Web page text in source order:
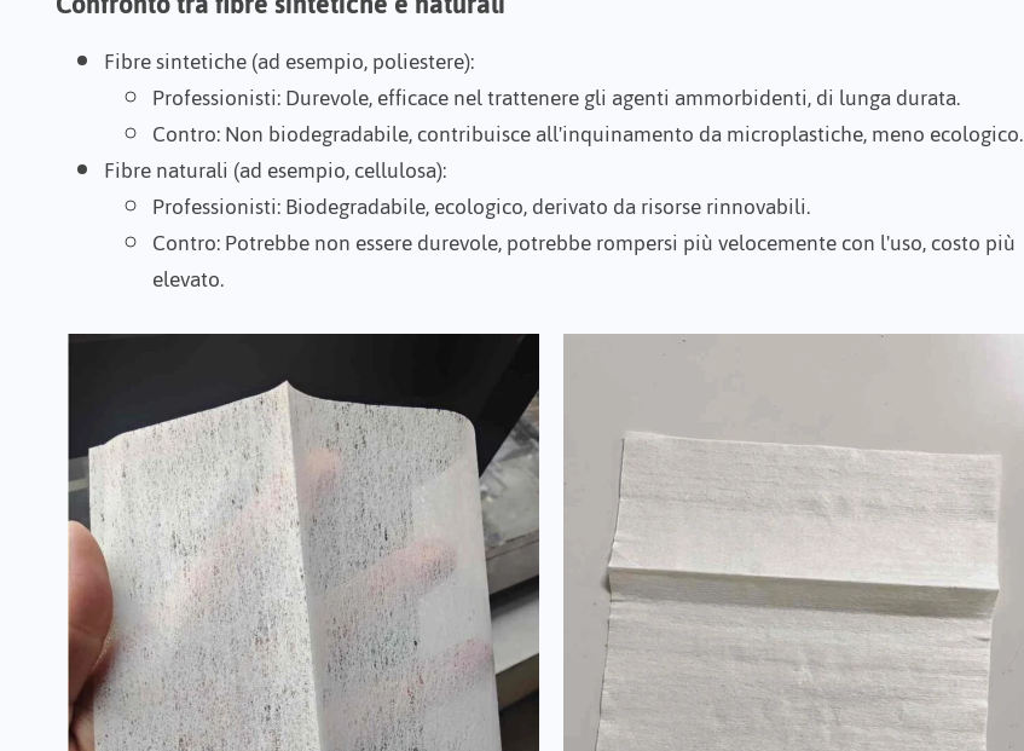
Fibre sintetiche (ad esempio, poliestere):
Professionisti: Durevole, efficace nel trattenere gli agenti ammorbidenti, di lunga durata.
Contro: Non biodegradabile, contribuisce all'inquinamento da microplastiche, meno ecologico.
Fibre naturali (ad esempio, cellulosa):
Professionisti: Biodegradabile, ecologico, derivato da risorse rinnovabili.
Contro: Potrebbe non essere durevole, potrebbe rompersi più velocemente con l'uso, costo più
elevato.